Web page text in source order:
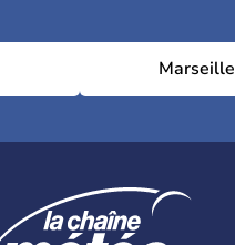
Marseille